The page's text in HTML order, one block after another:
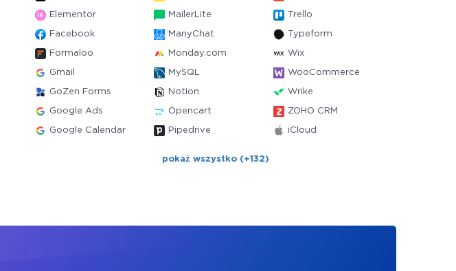
Elementor MailerLite Trello
Facebook ManyChat Typeform
Formaloo Monday.com Wix
Gmail MySQL WooCommerce
GoZen Forms Notion Wrike
Google Ads Opencart ZOHO CRM
Google Calendar Pipedrive iCloud
pokaż wszystko (+132)